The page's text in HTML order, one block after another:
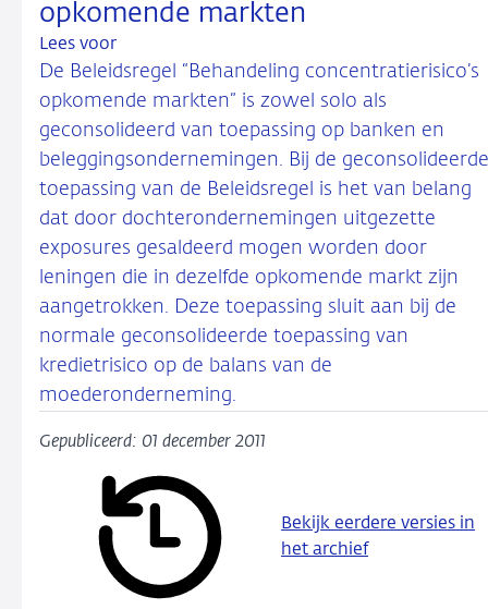
opkomende markten
Lees voor
De Beleidsregel “Behandeling concentratierisico’s
opkomende markten” is zowel solo als
geconsolideerd van toepassing op banken en
beleggingsondernemingen. Bij de geconsolideerde
toepassing van de Beleidsregel is het van belang
dat door dochterondernemingen uitgezette
exposures gesaldeerd mogen worden door
leningen die in dezelfde opkomende markt zijn
aangetrokken. Deze toepassing sluit aan bij de
normale geconsolideerde toepassing van
kredietrisico op de balans van de
moederonderneming.
Gepubliceerd: 01 december 2011
Bekijk eerdere versies in
het archief